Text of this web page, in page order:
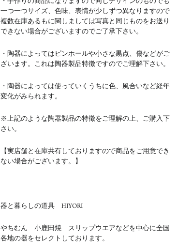
一つ一つサイズ、色味、表情が少しずつ異なりますので
複数在庫あるもに関しましては写真と同じものをお送り
できない場合がございますのでご了承下さい。
・陶器によってはピンホールや小さな黒点、傷などがご
ざいます。これは陶器製品特徴ですのでご理解下さい。
・陶器によっては使っていくうちに色、風合いなど経年
変化がみられます。
※上記のような陶器製品の特徴をご理解の上、ご購入下
さい。
【実店舗と在庫共有しておりますので商品をご用意でき
ない場合がございます。】
器と暮らしの道具 HIYORI
やちむん 小鹿田焼 スリップウエアなどを中心に全国
各地の器をセレクトしております。